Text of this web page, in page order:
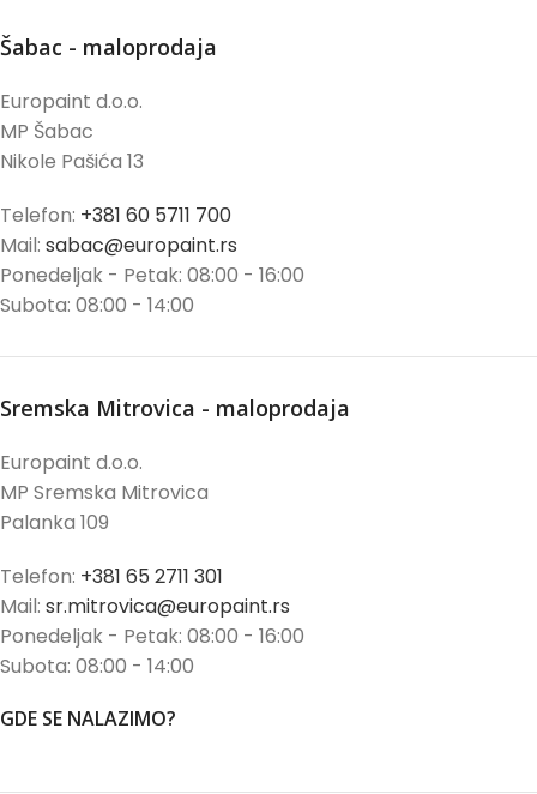
Šabac - maloprodaja
Europaint d.o.o.
MP Šabac
Nikole Pašića 13
Telefon: +381 60 5711 700
Mail: sabac@europaint.rs
Ponedeljak - Petak: 08:00 - 16:00
Subota: 08:00 - 14:00
Sremska Mitrovica - maloprodaja
Europaint d.o.o.
MP Sremska Mitrovica
Palanka 109
Telefon: +381 65 2711 301
Mail: sr.mitrovica@europaint.rs
Ponedeljak - Petak: 08:00 - 16:00
Subota: 08:00 - 14:00
GDE SE NALAZIMO?